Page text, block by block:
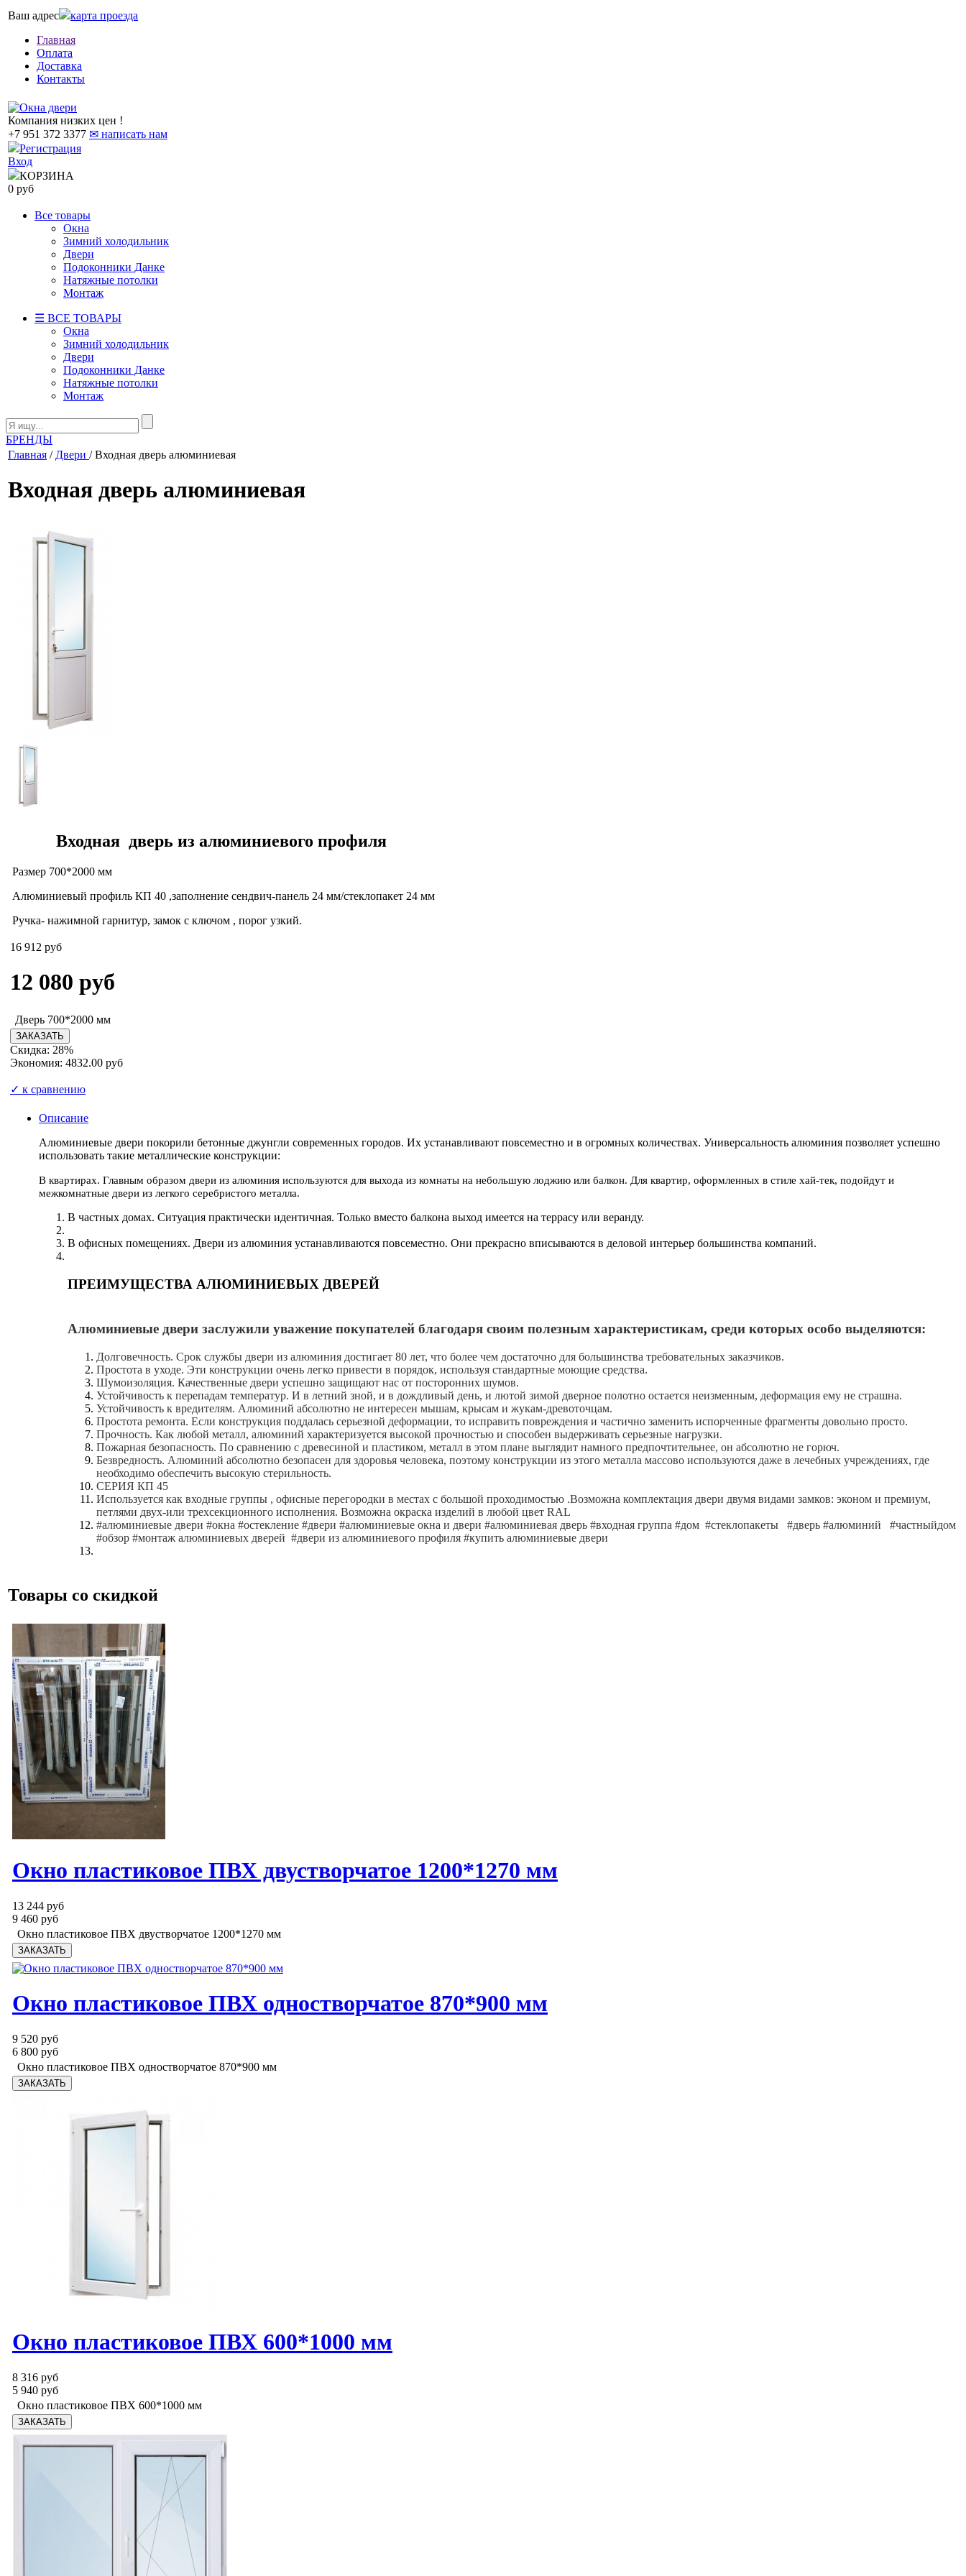
Ваш адрес
карта проезда
Главная
Оплата
Доставка
Контакты
Компания низких цен !
+7 951 372 3377 ✉ написать нам
Регистрация
Вход
КОРЗИНА
0 руб
Все товары
Окна
Зимний холодильник
Двери
Подоконники Данке
Натяжные потолки
Монтаж
☰ ВСЕ ТОВАРЫ
Окна
Зимний холодильник
Двери
Подоконники Данке
Натяжные потолки
Монтаж
БРЕНДЫ
Главная / Двери / Входная дверь алюминиевая
Входная дверь алюминиевая
Входная дверь из алюминиевого профиля
Размер 700*2000 мм
Алюминиевый профиль КП 40 ,заполнение сендвич-панель 24 мм/стеклопакет 24 мм
Ручка- нажимной гарнитур, замок с ключом , порог узкий.
16 912 руб
12 080 руб
Дверь 700*2000 мм
Скидка: 28%
Экономия: 4832.00 руб
✓ к сравнению
Описание
Алюминиевые двери покорили бетонные джунгли современных городов. Их устанавливают повсеместно и в огромных количествах. Универсальность алюминия позволяет успешно
использовать такие металлические конструкции:
В квартирах. Главным образом двери из алюминия используются для выхода из комнаты на небольшую лоджию или балкон. Для квартир, оформленных в стиле хай-тек, подойдут и
межкомнатные двери из легкого серебристого металла.
В частных домах. Ситуация практически идентичная. Только вместо балкона выход имеется на террасу или веранду.
В офисных помещениях. Двери из алюминия устанавливаются повсеместно. Они прекрасно вписываются в деловой интерьер большинства компаний.
ПРЕИМУЩЕСТВА АЛЮМИНИЕВЫХ ДВЕРЕЙ
Алюминиевые двери заслужили уважение покупателей благодаря своим полезным характеристикам, среди которых особо выделяются:
Долговечность. Срок службы двери из алюминия достигает 80 лет, что более чем достаточно для большинства требовательных заказчиков.
Простота в уходе. Эти конструкции очень легко привести в порядок, используя стандартные моющие средства.
Шумоизоляция. Качественные двери успешно защищают нас от посторонних шумов.
Устойчивость к перепадам температур. И в летний зной, и в дождливый день, и лютой зимой дверное полотно остается неизменным, деформация ему не страшна.
Устойчивость к вредителям. Алюминий абсолютно не интересен мышам, крысам и жукам-древоточцам.
Простота ремонта. Если конструкция поддалась серьезной деформации, то исправить повреждения и частично заменить испорченные фрагменты довольно просто.
Прочность. Как любой металл, алюминий характеризуется высокой прочностью и способен выдерживать серьезные нагрузки.
Пожарная безопасность. По сравнению с древесиной и пластиком, металл в этом плане выглядит намного предпочтительнее, он абсолютно не горюч.
Безвредность. Алюминий абсолютно безопасен для здоровья человека, поэтому конструкции из этого металла массово используются даже в лечебных учреждениях, где
необходимо обеспечить высокую стерильность.
СЕРИЯ КП 45
Используется как входные группы , офисные перегородки в местах с большой проходимостью .Возможна комплектация двери двумя видами замков: эконом и премиум,
петлями двух-или трехсекционного исполнения. Возможна окраска изделий в любой цвет RAL
#алюминиевые двери #окна #остекление #двери #алюминиевые окна и двери #алюминиевая дверь #входная группа #дом #стеклопакеты #дверь #алюминий #частныйдом
#обзор #монтаж алюминиевых дверей #двери из алюминиевого профиля #купить алюминиевые двери
Товары со скидкой
Окно пластиковое ПВХ двустворчатое 1200*1270 мм
13 244 руб
9 460 руб
Окно пластиковое ПВХ двустворчатое 1200*1270 мм
Окно пластиковое ПВХ одностворчатое 870*900 мм
9 520 руб
6 800 руб
Окно пластиковое ПВХ одностворчатое 870*900 мм
Окно пластиковое ПВХ 600*1000 мм
8 316 руб
5 940 руб
Окно пластиковое ПВХ 600*1000 мм